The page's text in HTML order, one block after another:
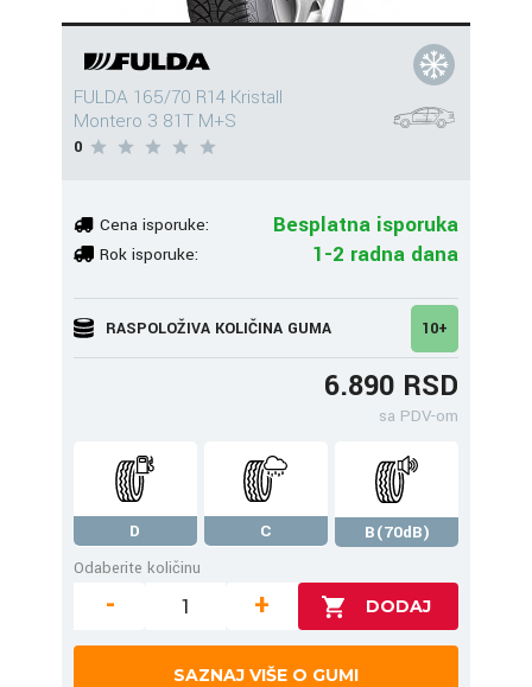
FULDA 165/70 R14 Kristall
Montero 3 81T M+S
0
Cena isporuke: Besplatna isporuka
Rok isporuke: 1-2 radna dana
RASPOLOŽIVA KOLIČINA GUMA 10+
6.890 RSD
sa PDV-om
D C
B(70dB)
Odaberite količinu
- +
SAZNAJ VIŠE O GUMI